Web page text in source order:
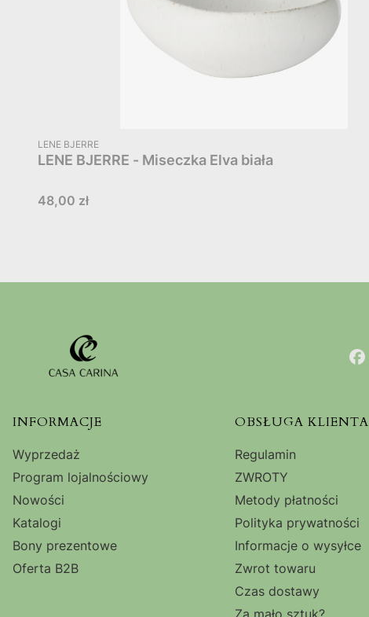
PRODUCENT
LENE BJERRE
LENE BJERRE - Miseczka Elva biała
Cena
48,00 zł
Linki w stopce
INFORMACJE
Wyprzedaż
Program lojalnościowy
Nowości
Katalogi
Bony prezentowe
Oferta B2B
OBSŁUGA KLIENTA
Regulamin
ZWROTY
Metody płatności
Polityka prywatności
Informacje o wysyłce
Zwrot towaru
Czas dostawy
Za mało sztuk?